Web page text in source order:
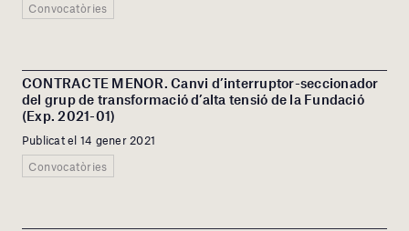
Convocatòries
CONTRACTE MENOR. Canvi d’interruptor-seccionador
del grup de transformació d’alta tensió de la Fundació
(Exp. 2021-01)
Publicat el 14 gener 2021
Convocatòries